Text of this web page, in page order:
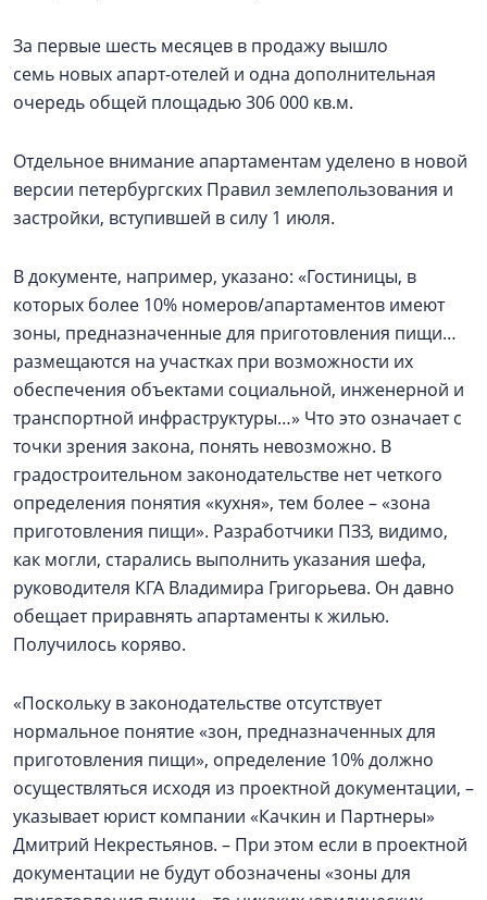
За первые шесть месяцев в продажу вышло
семь новых апарт-отелей и одна дополнительная
очередь общей площадью 306 000 кв.м.
Отдельное внимание апартаментам уделено в новой
версии петербургских Правил землепользования и
застройки, вступившей в силу 1 июля.
В документе, например, указано: «Гостиницы, в
которых более 10% номеров/апартаментов имеют
зоны, предназначенные для приготовления пищи…
размещаются на участках при возможности их
обеспечения объектами социальной, инженерной и
транспортной инфраструктуры…» Что это означает с
точки зрения закона, понять невозможно. В
градостроительном законодательстве нет четкого
определения понятия «кухня», тем более – «зона
приготовления пищи». Разработчики ПЗЗ, видимо,
как могли, старались выполнить указания шефа,
руководителя КГА Владимира Григорьева. Он давно
обещает приравнять апартаменты к жилью.
Получилось коряво.
«Поскольку в законодательстве отсутствует
нормальное понятие «зон, предназначенных для
приготовления пищи», определение 10% должно
осуществляться исходя из проектной документации, –
указывает юрист компании «Качкин и Партнеры»
Дмитрий Некрестьянов. – При этом если в проектной
документации не будут обозначены «зоны для